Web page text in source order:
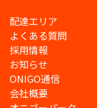
配達エリア
よくある質問
採用情報
お知らせ
ONIGO通信
会社概要